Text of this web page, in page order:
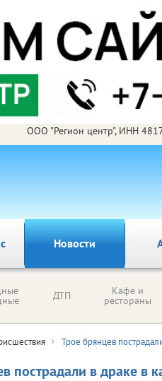
ООО "Регион центр", ИНН
Новости
ДТП Кафе и
рестораны
Трое брянцев
пострадали в драке в